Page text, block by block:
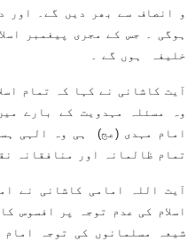
و انصاف سے بھر دیں گے۔ اور
ہوگی ۔ جس کے مجری پیغمبر
خلیفہ ہوں گے ۔
آیت کاشانی نے کہا کہ تمام
وہ مسئلہ مہدویت کے بارے
امام مہدی (عج) ہی وہ الہی
تمام ظالمانہ اور منافقانہ
آیت اللہ امامی کاشانی نے
اسلام کی عدم توجہ پر افسوس
شیعہ مسلمانوں کی توجہ